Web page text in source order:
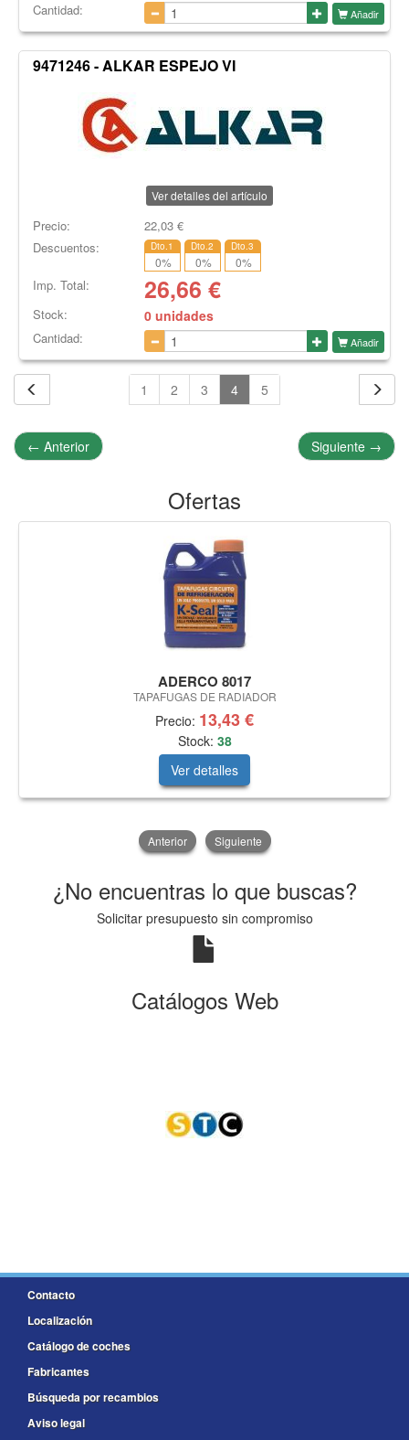
Cantidad: Añadir
9471246 - ALKAR ESPEJO VI
Ver detalles del artículo
Precio: 22,03€
Descuentos:
Dto.1
0%
Dto.2
0%
Dto.3
0%
Imp. Total: 26,66 €
Stock: 0 unidades
Cantidad: Añadir
1 2 3 4 5
← Anterior Siguiente →
Ofertas
ADERCO 8017
TAPAFUGAS DE RADIADOR
Precio: 13,43 €
Stock: 38
Ver detalles
Anterior Siguiente
¿No encuentras lo que buscas?
Solicitar presupuesto sin compromiso
Catálogos Web
Contacto
Localización
Catálogo de coches
Fabricantes
Búsqueda por recambios
Aviso legal